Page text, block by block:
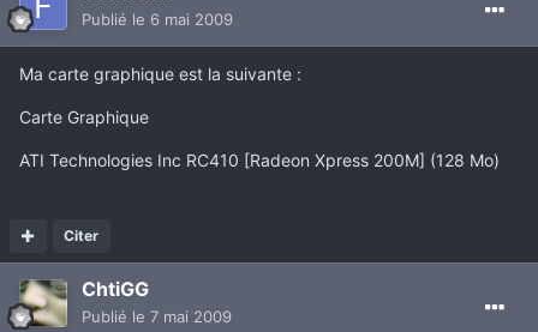
Publié le 6 mai 2009
Ma carte graphique est la suivante :
Carte Graphique
ATI Technologies Inc RC410 [Radeon Xpress 200M] (128 Mo)
Citer
ChtiGG
Publié le 7 mai 2009